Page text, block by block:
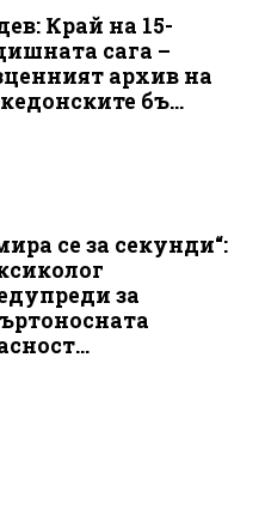
Край на 15-
сага –
архив на
бъ...
се за секунди“:
за